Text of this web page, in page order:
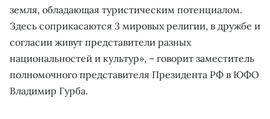
земля, обладающая туристическим потенциалом.
Здесь соприкасаются 3 мировых религии, в дружбе и
согласии живут представители разных
национальностей и культур», – говорит заместитель
полномочного представителя Президента РФ в ЮФО
Владимир Гурба.